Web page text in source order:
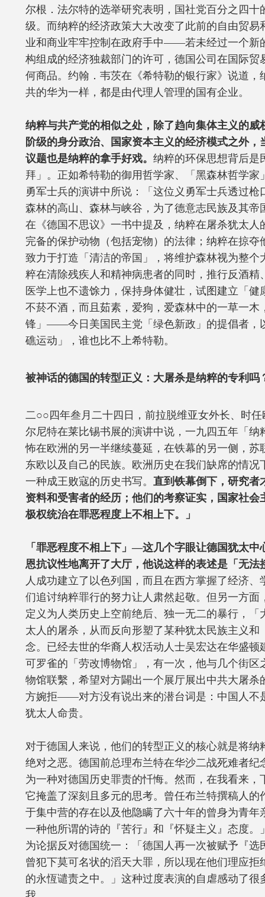
尔根．法尔特的选举研究表明，国社党百分之四十
级。而纳粹的经济政策大大改变了此前的自由贸易
业和商业牢牢控制在政府手中——若未经过一个新
构组成的经济独裁部门的许可，德国公司在国际贸
何商品。约翰．韦茨在《希特勒的银行家》说道，
共的华为一样，都是由代理人管理的国有企业。
纳粹与共产党的相似之处，除了趋向集体主义的威
阶级的身分政治、国家资本主义的经济模式之外，
议题也是纳粹的拿手好戏。 纳粹的环保思想背后是
拜」。正如希特勒的御用哲学家、「黑森林哲学家
勇军士兵的演讲中所说：「这位义勇军士兵透过枪
森林的高山、森林与峡谷，为了德意志民族及其帝
在《德国不思议》一书中提及，纳粹在屠杀犹太人
完备的保护动物（包括宠物）的法律；纳粹在掠夺
致力于打造「清洁的帝国」，将维护森林视为整个
粹在清除残疾人和精神病患者的同时，推行反酒精
医学上也不遗馀力，保持身体健壮，试图建立「健
不菸不酒，而且茹素，爱狗，爱森林中的一草一木
锋」——今日美国民主党「绿色新政」的提倡者，
礁运动」，谁也比不上希特勒。
被神话的德国的转型正义：大屠杀是纳粹的专利吗
二○○四年叁月二十四日，前拉脱维亚女外长、时
尔尼特在莱比锡书展的演讲中说，一九四五年「纳
怖在欧洲的另一半继续蔓延，在铁幕的另一侧，苏
东欧以及自己的民族。欧洲历史在我们缺席的情况
一种成王败寇的历史书写。 直到铁幕倒下，研究者
资料和受害者的经历；他们的考察证实，国家社会
极权统治在罪恶程度上不相上下。」
「罪恶程度不相上下」—这几个字眼让德国犹太中
恩抗议性地离开了大厅，他说这样的表述是「无法
人成功建立了以色列国，而且在西方掌握了经济、
们追讨纳粹罪行的努力让人肃然起敬。但另一方面
定义为人类历史上空前绝后、独一无二的暴行，「
太人的屠杀，从而反向形塑了某种犹太民族主义和
念。已经去世的华裔人权活动人士吴宏达在华盛顿
可罗雀的「劳改博物馆」，有一次，他与几个街区
物馆联繫，希望对方闢出一个展厅展出中共大屠杀
方婉拒——对方没有说出来的潜台词是：中国人不
犹太人命贵。
对于德国人来说，他们的转型正义的核心就是将纳
绝对之恶。德国前总理布兰特在华沙二战死难者纪
为一种对德国历史罪责的忏悔。然而，在我看来，
它掩盖了深刻且多元的思考。曾任布兰特撰稿人的
于集中营的存在以及他隐瞒了六十年的曾身为青年
一种他所谓的诗的『苦行』和『怀疑主义』态度。
为论据反对德国统一：「德国人再一次被赋予『选
曾犯下莫可名状的滔天大罪，所以现在他们理应拒
的永恆谴责之中。」这种过度表演的自虐感动了很